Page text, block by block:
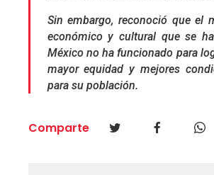
Sin embargo, reconoció que el
económico y cultural que se
México no ha funcionado para
mayor equidad y mejores
para su población.
Comparte